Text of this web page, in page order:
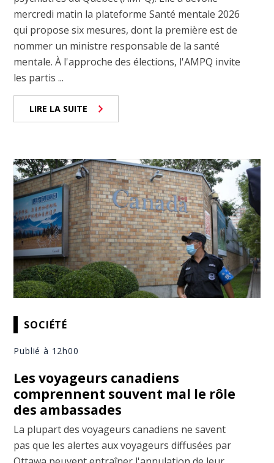
mercredi matin la plateforme Santé mentale 2026
qui propose six mesures, dont la première est de
nommer un ministre responsable de la santé
mentale. À l'approche des élections, l'AMPQ invite
les partis ...
LIRE LA SUITE
SOCIÉTÉ
Publié à 12h00
Les voyageurs canadiens
comprennent souvent mal le rôle
des ambassades
La plupart des voyageurs canadiens ne savent
pas que les alertes aux voyageurs diffusées par